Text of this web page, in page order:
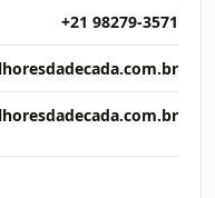
+21 98279-3571